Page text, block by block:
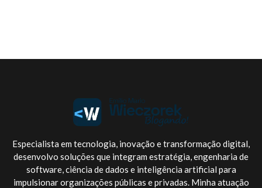
Especialista em tecnologia, inovação e transformação digital,
desenvolvo soluções que integram estratégia, engenharia de
software, ciência de dados e inteligência artificial para
impulsionar organizações públicas e privadas. Minha atuação